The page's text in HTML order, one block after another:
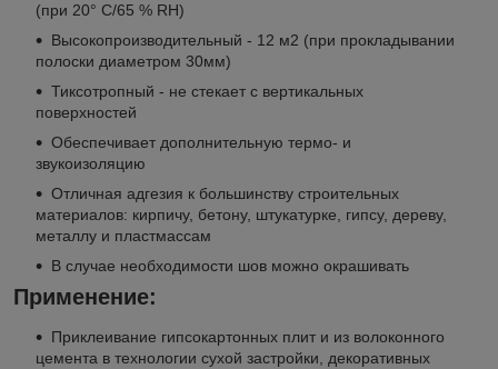
(при 20° C/65 % RH)
Высокопроизводительный - 12 м2 (при прокладывании
полоски диаметром 30мм)
Тиксотропный - не стекает с вертикальных
поверхностей
Обеспечивает дополнительную термо- и
звукоизоляцию
Отличная адгезия к большинству строительных
материалов: кирпичу, бетону, штукатурке, гипсу, дереву,
металлу и пластмассам
В случае необходимости шов можно окрашивать
Применение:
Приклеивание гипсокартонных плит и из волоконного
цемента в технологии сухой застройки, декоративных